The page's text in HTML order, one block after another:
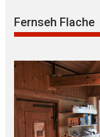
Fernseh Flache